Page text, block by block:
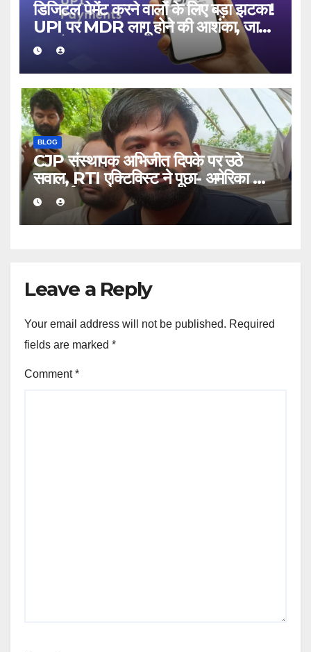
डिजिटल पेमेंट करने वालों के लिए बड़ा झटका!
UPI पर MDR लागू होने की आशंका, जानिए
क्या होगा असर
BLOG
CJP संस्थापक अभिजीत दिपके पर उठे
सवाल, RTI एक्टिविस्ट ने पूछा- अमेरिका जाने
का खर्च कहां से आया
Leave a Reply
Your email address will not be published. Required
fields are marked *
Comment*